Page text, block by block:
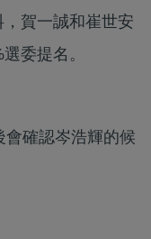
賀一誠和崔世安
委提名。
確認岑浩輝的候